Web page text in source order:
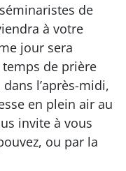
de
à votre
jour sera
de prière
l’après-midi,
en plein air au
invite à vous
ou par la